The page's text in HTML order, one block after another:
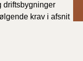
driftsbygninger
krav i afsnit